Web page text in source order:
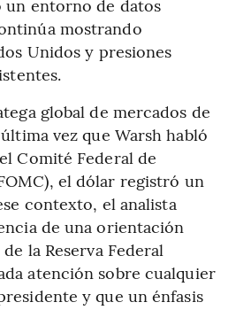
un entorno de datos
mostrando
Unidos y presiones
global de mercados de
vez que Warsh habló
Comité Federal de
el dólar registró un
contexto, el analista
de una orientación
la Reserva Federal
atención sobre cualquier
y que un énfasis